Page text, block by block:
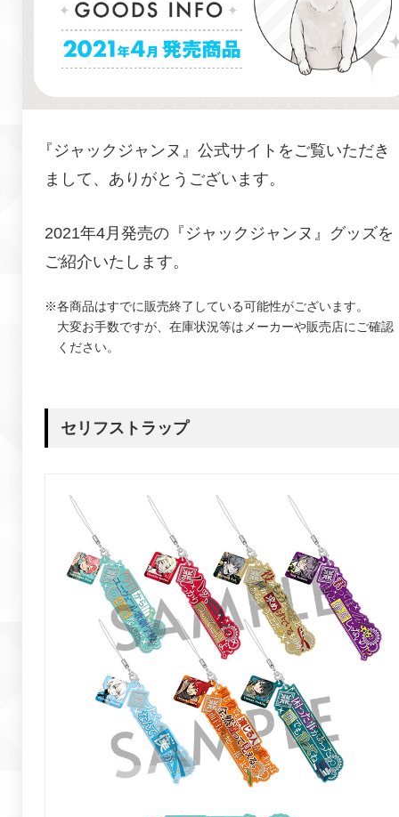
『 ジャックジャンヌ 』公式サイトをご覧いただき
まして、ありがとうございます。
2021年4月発売の『ジャックジャンヌ』グッズを
ご紹介いたします。
※各商品はすでに販売終了している可能性がございます。
大変お手数ですが、在庫状況等はメーカーや販売店にご確認
ください。
セリフストラップ